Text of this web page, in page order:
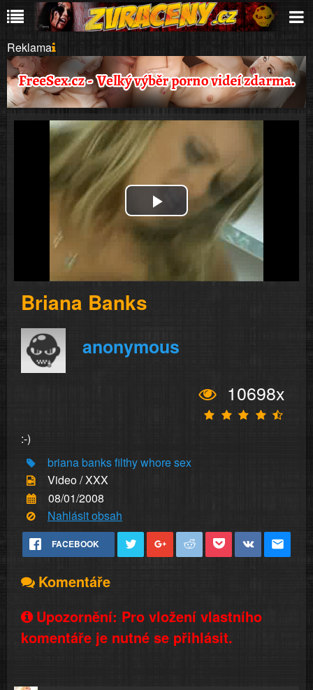
Reklama
Play
Video
Briana Banks
anonymous
10698x
:-)
brianabanksfilthywhoresex
Video / XXX
08/01/2008
Nahlásit obsah
FACEBOOK
Komentáře
Upozornění: Pro vložení vlastního
komentáře je nutné se přihlásit.